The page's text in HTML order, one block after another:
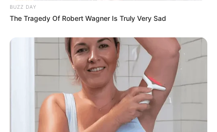
BUZZ DAY
The Tragedy Of Robert Wagner Is Truly Very Sad